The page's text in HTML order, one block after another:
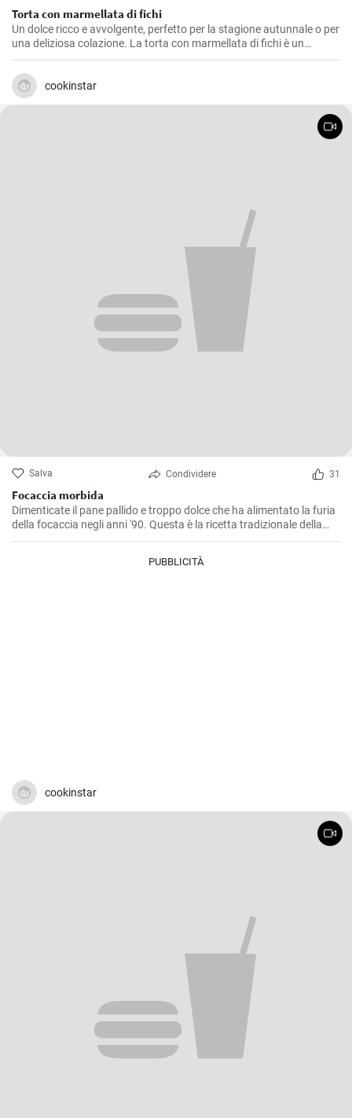
Torta con marmellata di fichi
Un dolce ricco e avvolgente, perfetto per la stagione autunnale o per
una deliziosa colazione. La torta con marmellata di fichi è un
dessert saporito e profumato, ideale anche come fine pasto.
cookinstar
Salva Condividere 31
Focaccia morbida
Dimenticate il pane pallido e troppo dolce che ha alimentato la furia
della focaccia negli anni '90. Questa è la ricetta tradizionale della
focaccia italiana: incredibilmente morbida e soffice all'interno,
PUBBLICITÀ
cookinstar